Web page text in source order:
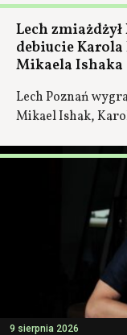
Lech
debiucie
Mikaela Ishaka
Lech Poznań
Mikael Ishak,
9 sierpnia 2026